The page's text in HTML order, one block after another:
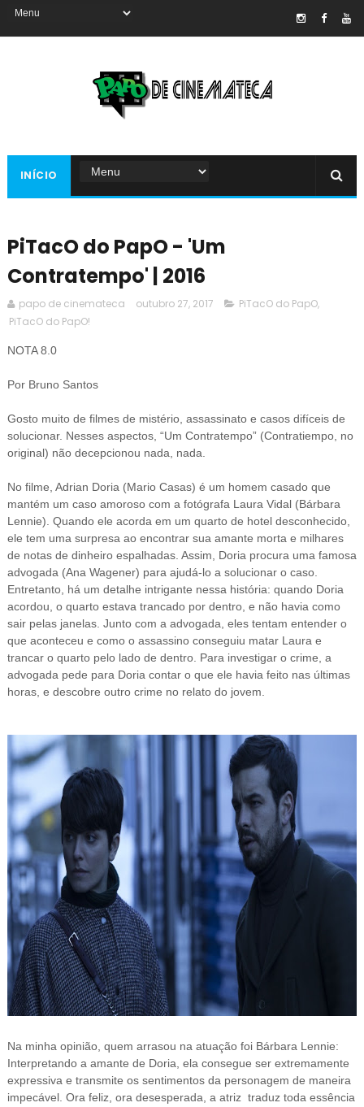
INÍCIO
PiTacO do PapO - 'Um
Contratempo' | 2016
papo de cinemateca outubro 27, 2017 PiTacO do PapO,
PiTacO do PapO!
NOTA 8.0
Por Bruno Santos
Gosto muito de filmes de mistério, assassinato e casos difíceis de
solucionar. Nesses aspectos, “Um Contratempo” (Contratiempo, no
original) não decepcionou nada, nada.
No filme, Adrian Doria (Mario Casas) é um homem casado que
mantém um caso amoroso com a fotógrafa Laura Vidal (Bárbara
Lennie). Quando ele acorda em um quarto de hotel desconhecido,
ele tem uma surpresa ao encontrar sua amante morta e milhares
de notas de dinheiro espalhadas. Assim, Doria procura uma famosa
advogada (Ana Wagener) para ajudá-lo a solucionar o caso.
Entretanto, há um detalhe intrigante nessa história: quando Doria
acordou, o quarto estava trancado por dentro, e não havia como
sair pelas janelas. Junto com a advogada, eles tentam entender o
que aconteceu e como o assassino conseguiu matar Laura e
trancar o quarto pelo lado de dentro. Para investigar o crime, a
advogada pede para Doria contar o que ele havia feito nas últimas
horas, e descobre outro crime no relato do jovem.
Na minha opinião, quem arrasou na atuação foi Bárbara Lennie:
Interpretando a amante de Doria, ela consegue ser extremamente
expressiva e transmite os sentimentos da personagem de maneira
impecável. Ora feliz, ora desesperada, a atriz traduz toda essência